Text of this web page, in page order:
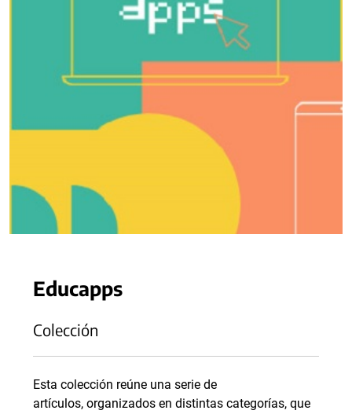
Educapps
Colección
Esta colección reúne una serie de
artículos, organizados en distintas categorías, que